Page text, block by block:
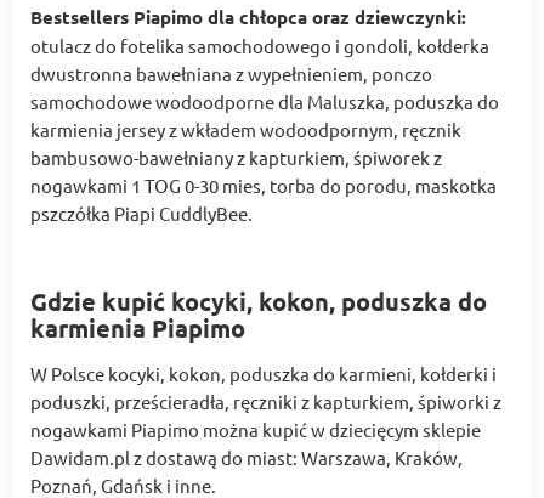
Bestsellers Piapimo dla chłopca oraz dziewczynki:
otulacz do fotelika samochodowego i gondoli, kołderka
dwustronna bawełniana z wypełnieniem, ponczo
samochodowe wodoodporne dla Maluszka, poduszka do
karmienia jersey z wkładem wodoodpornym, ręcznik
bambusowo-bawełniany z kapturkiem, śpiworek z
nogawkami 1 TOG 0-30 mies, torba do porodu, maskotka
pszczółka Piapi CuddlyBee.
Gdzie kupić kocyki, kokon, poduszka do
karmienia Piapimo
W Polsce kocyki, kokon, poduszka do karmieni, kołderki i
poduszki, prześcieradła, ręczniki z kapturkiem, śpiworki z
nogawkami Piapimo można kupić w dziecięcym sklepie
Dawidam.pl z dostawą do miast: Warszawa, Kraków,
Poznań, Gdańsk i inne.